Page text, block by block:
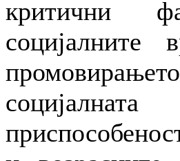
критични
социјалната